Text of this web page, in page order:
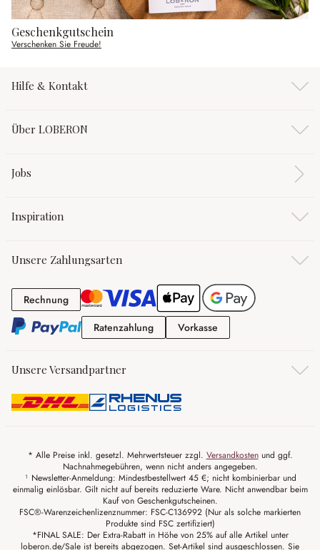
Geschenkgutschein
Verschenken Sie Freude!
Hilfe & Kontakt
Über LOBERON
Jobs
Inspiration
Unsere Zahlungsarten
RechnungRechnung
RatenzahlungRatenzahlung
Vorkasse
Unsere Versandpartner
* Alle Preise inkl. gesetzl. Mehrwertsteuer zzgl. Versandkostenund ggf.
Nachnahmegebühren, wenn nicht anders angegeben.
¹ Newsletter-Anmeldung: Mindestbestellwert 45 €; nicht kombinierbar und
einmalig einlösbar. Gilt nicht auf bereits reduzierte Ware. Nicht anwendbar beim
Kauf von Geschenkgutscheinen.
FSC®-Warenzeichenlizenznummer: FSC-C136992 (Nur als solche markierten
Produkte sind FSC zertifiziert)
*FINAL SALE: Der Extra-Rabatt in Höhe von 25% auf alle Artikel unter
loberon.de/Sale ist bereits abgezogen. Set-Artikel sind ausgeschlossen. Sie